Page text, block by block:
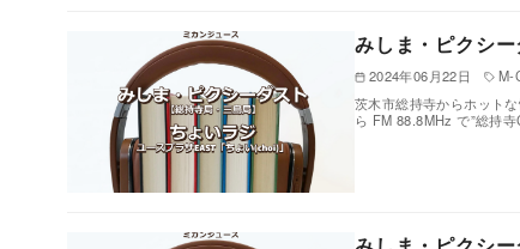
みしま・ピクシ
2024年06月22日
M-
茨木市総持寺からホット
ら FM 88.8MHz で”総持